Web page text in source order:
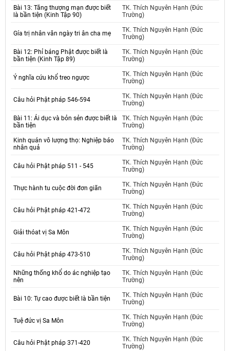
Bài 13: Tăng thượng mạn được biết
là bần tiện (Kinh Tập 90)
TK. Thích Nguyên Hạnh (Đức
Trường)
Gía trị nhân văn ngày tri ân cha mẹ
TK. Thích Nguyên Hạnh (Đức
Trường)
Bài 12: Phỉ báng Phật được biết là
bần tiện (Kinh Tập 89)
TK. Thích Nguyên Hạnh (Đức
Trường)
Ý nghĩa cứu khổ treo ngược
TK. Thích Nguyên Hạnh (Đức
Trường)
Câu hỏi Phật pháp 546-594
TK. Thích Nguyên Hạnh (Đức
Trường)
Bài 11: Ái dục và bỏn sẻn được biết là
bần tiện
TK. Thích Nguyên Hạnh (Đức
Trường)
Kinh quán vô lượng thọ: Nghiệp báo
nhân quả
TK. Thích Nguyên Hạnh (Đức
Trường)
Câu hỏi Phật pháp 511 - 545
TK. Thích Nguyên Hạnh (Đức
Trường)
Thực hành tu cuộc đời đơn giãn
TK. Thích Nguyên Hạnh (Đức
Trường)
Câu hỏi Phật pháp 421-472
TK. Thích Nguyên Hạnh (Đức
Trường)
Giải thóat vị Sa Môn
TK. Thích Nguyên Hạnh (Đức
Trường)
Câu hỏi Phật pháp 473-510
TK. Thích Nguyên Hạnh (Đức
Trường)
Những thống khổ do ác nghiệp tạo
nên
TK. Thích Nguyên Hạnh (Đức
Trường)
Bài 10: Tự cao được biết là bần tiện
TK. Thích Nguyên Hạnh (Đức
Trường)
Tuệ đức vị Sa Môn
TK. Thích Nguyên Hạnh (Đức
Trường)
Câu hỏi Phật pháp 371-420
TK. Thích Nguyên Hạnh (Đức
Trường)